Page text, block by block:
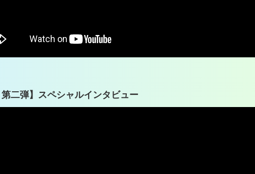
二弾】スペシャルインタビュー